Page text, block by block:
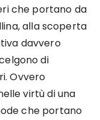
che portano da
alla scoperta
davvero
di
Ovvero
virtù di una
che portano